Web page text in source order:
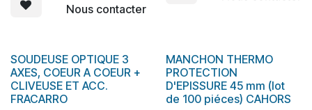
Nous contacter
SOUDEUSE OPTIQUE 3
AXES, COEUR A COEUR +
CLIVEUSE ET ACC.
FRACARRO
MANCHON THERMO
PROTECTION
D'EPISSURE 45 mm (lot
de 100 piéces) CAHORS